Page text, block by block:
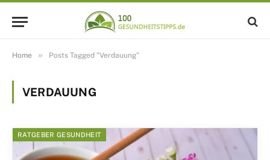
Home » Posts Tagged "Verdauung"
VERDAUUNG
RATGEBER GESUNDHEIT